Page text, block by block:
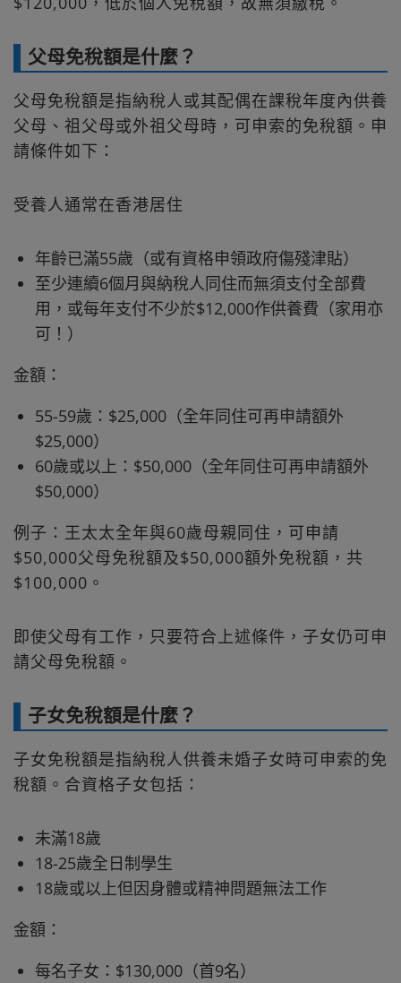
父母免稅額是什麼？
父母免稅額是指納稅人或其配偶在課稅年度內供養
父母、祖父母或外祖父母時，可申索的免稅額。申
請條件如下：
受養人通常在香港居住
年齡已滿55歲（或有資格申領政府傷殘津貼）
至少連續6個月與納稅人同住而無須支付全部費
用，或每年支付不少於$12,000作供養費（家用亦
可！）
金額：
55-59歲：$25,000（全年同住可再申請額外
$25,000）
60歲或以上：$50,000（全年同住可再申請額外
$50,000）
例子：王太太全年與60歲母親同住，可申請
$50,000父母免稅額及$50,000額外免稅額，共
$100,000。
即使父母有工作，只要符合上述條件，子女仍可申
請父母免稅額。
子女免稅額是什麼？
子女免稅額是指納稅人供養未婚子女時可申索的免
稅額。合資格子女包括：
未滿18歲
18-25歲全日制學生
18歲或以上但因身體或精神問題無法工作
金額：
每名子女：$130,000（首9名）